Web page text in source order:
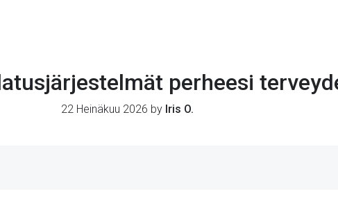
perheesi
22 Heinäkuu 2026 by Iris O.